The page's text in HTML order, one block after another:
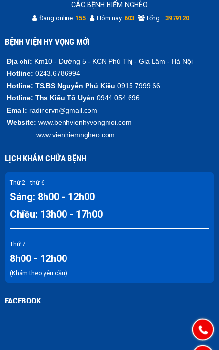
CÁC BỆNH HIỂM NGHÈO
Đang online 155 Hôm nay 603 Tổng : 3979120
BỆNH VIỆN HY VỌNG MỚI
Địa chỉ: Km10 - Đường 5 - KCN Phú Thị - Gia Lâm - Hà Nội
Hotline: 0243.6786994
Hotline: TS.BS Nguyễn Phú Kiều 0915 7999 66
Hotline: Ths Kiều Tố Uyên 0944 054 696
Email: radinervn@gmail.com
Website: www.benhvienhyvongmoi.com
www.vienhiemngheo.com
LỊCH KHÁM CHỮA BỆNH
Thứ 2 - thứ 6
Sáng: 8h00 - 12h00
Chiều: 13h00 - 17h00
Thứ 7
8h00 - 12h00
(Khám theo yêu cầu)
FACEBOOK